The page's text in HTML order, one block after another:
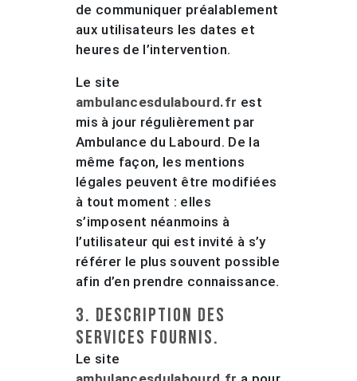
de communiquer préalablement
aux utilisateurs les dates et
heures de l’intervention.
Le site
ambulancesdulabourd.fr est
mis à jour régulièrement par
Ambulance du Labourd. De la
même façon, les mentions
légales peuvent être modifiées
à tout moment : elles
s’imposent néanmoins à
l’utilisateur qui est invité à s’y
référer le plus souvent possible
afin d’en prendre connaissance.
3. Description des
services fournis.
Le site